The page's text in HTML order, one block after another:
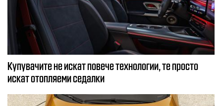
Купувачите не искат повече технологии, те просто
искат отопляеми седалки